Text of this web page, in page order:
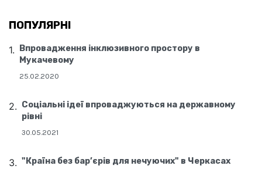
ПОПУЛЯРНІ
Впровадження інклюзивного простору в
Мукачевому
25.02.2020
Соціальні ідеї впроваджуються на державному
рівні
30.05.2021
"Країна без бар’єрів для нечуючих" в Черкасах